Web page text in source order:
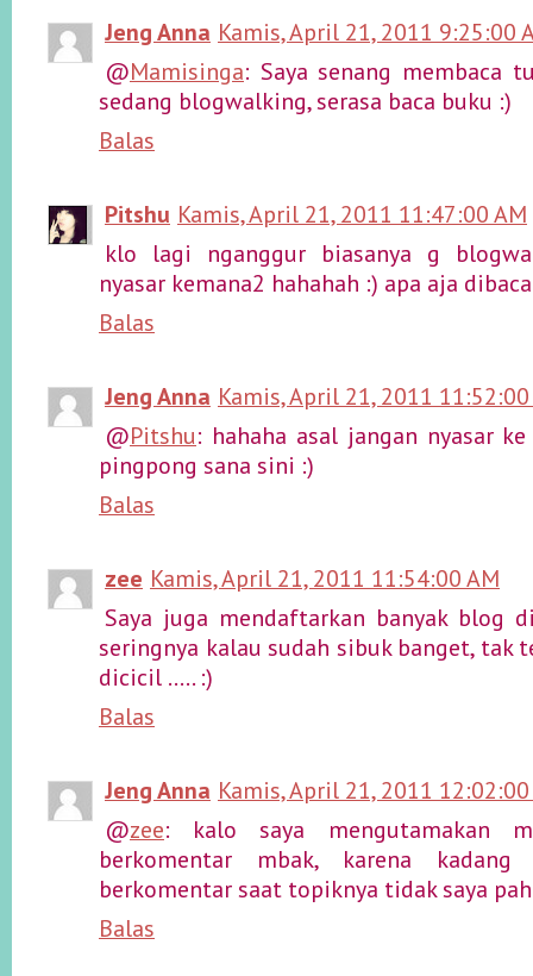
Jeng Anna Kamis, April 21, 2011 9:25:00
@Mamisinga: Saya senang membaca
sedang blogwalking, serasa baca buku :)
Balas
Pitshu Kamis, April 21, 2011 11:47:00 AM
klo lagi nganggur biasanya g
nyasar kemana2 hahahah :) apa aja
Balas
Jeng Anna Kamis, April 21, 2011
@Pitshu: hahaha asal jangan nyasar
pingpong sana sini :)
Balas
zee Kamis, April 21, 2011 11:54:00 AM
Saya juga mendaftarkan banyak blog
seringnya kalau sudah sibuk banget, tak
dicicil ..... :)
Balas
Jeng Anna Kamis, April 21, 2011
@zee: kalo saya mengutamakan
berkomentar mbak, karena
berkomentar saat topiknya tidak saya
Balas